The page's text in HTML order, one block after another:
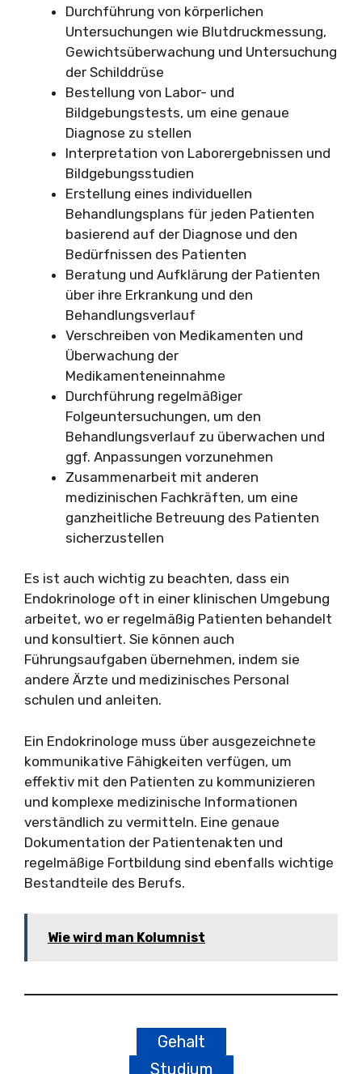
Durchführung von körperlichen
Untersuchungen wie Blutdruckmessung,
Gewichtsüberwachung und Untersuchung
der Schilddrüse
Bestellung von Labor- und
Bildgebungstests, um eine genaue
Diagnose zu stellen
Interpretation von Laborergebnissen und
Bildgebungsstudien
Erstellung eines individuellen
Behandlungsplans für jeden Patienten
basierend auf der Diagnose und den
Bedürfnissen des Patienten
Beratung und Aufklärung der Patienten
über ihre Erkrankung und den
Behandlungsverlauf
Verschreiben von Medikamenten und
Überwachung der
Medikamenteneinnahme
Durchführung regelmäßiger
Folgeuntersuchungen, um den
Behandlungsverlauf zu überwachen und
ggf. Anpassungen vorzunehmen
Zusammenarbeit mit anderen
medizinischen Fachkräften, um eine
ganzheitliche Betreuung des Patienten
sicherzustellen
Es ist auch wichtig zu beachten, dass ein
Endokrinologe oft in einer klinischen Umgebung
arbeitet, wo er regelmäßig Patienten behandelt
und konsultiert. Sie können auch
Führungsaufgaben übernehmen, indem sie
andere Ärzte und medizinisches Personal
schulen und anleiten.
Ein Endokrinologe muss über ausgezeichnete
kommunikative Fähigkeiten verfügen, um
effektiv mit den Patienten zu kommunizieren
und komplexe medizinische Informationen
verständlich zu vermitteln. Eine genaue
Dokumentation der Patientenakten und
regelmäßige Fortbildung sind ebenfalls wichtige
Bestandteile des Berufs.
Wie wird man Kolumnist
Gehalt
Studium